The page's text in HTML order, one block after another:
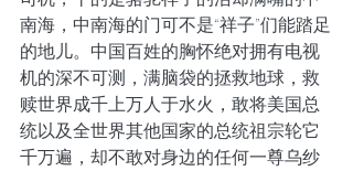
南海，中南海的门可不是“祥子”们能踏足
的地儿。中国百姓的胸怀绝对拥有电视
机的深不可测，满脑袋的拯救地球，救
赎世界成千上万人于水火，敢将美国总
统以及全世界其他国家的总统祖宗轮它
千万遍，却不敢对身边的任何一尊乌纱